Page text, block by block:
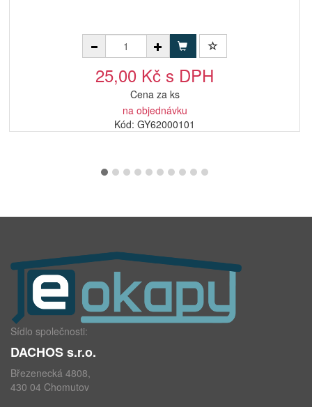
25,00 Kč s DPH
Cena za ks
na objednávku
Kód: GY62000101
Sídlo společnosti:
DACHOS s.r.o.
Březenecká 4808,
430 04 Chomutov